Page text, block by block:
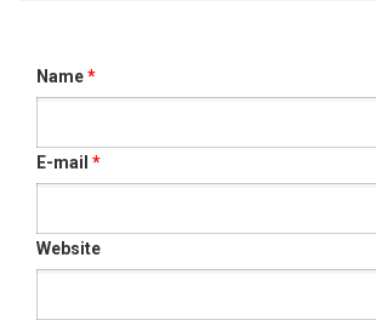
Name*
E-mail *
Website